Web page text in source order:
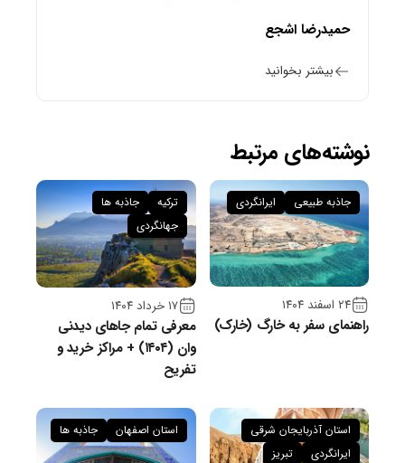
حمیدرضا اشجع
بیشتر بخوانید
نوشته‌های مرتبط
۲۴ اسفند ۱۴۰۴
راهنمای سفر به خارگ (خارک)
جاذبه طبیعی ایرانگردی
۱۷ خرداد ۱۴۰۴
معرفی تمام جاهای دیدنی
وان (۱۴۰۴) + مراکز خرید و
تفریح
ترکیه
جاذبه ها
جهانگردی
استان آذربایجان شرقی
ایرانگردی
تبریز
استان اصفهان جاذبه ها